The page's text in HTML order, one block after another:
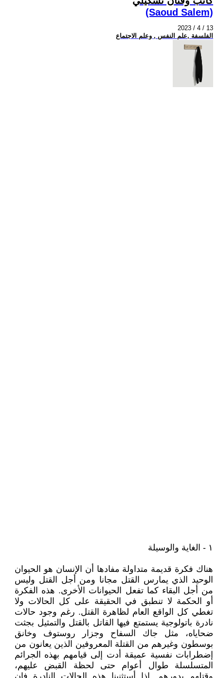
(Saoud Salem)
2023 / 4 / 13
الفلسفة ,علم النفس , وعلم الاجتماع
١ - الغاية والوسيلة
هناك فكرة قديمة متداولة مفادها أن الإنسان هو الحيوان
الوحيد الذي يمارس القتل مجانا ومن أجل القتل وليس
من أجل البقاء كما تفعل الحيوانات الأخرى. هذه الفكرة
أو الحكمة لا تنطبق في الحقيقة على كل الحالات ولا
تغطي كل الواقع العام لظاهرة القتل. رغم وجود حالات
نادرة باتولوجية يستمتع فيها القاتل بالقتل والتمثيل بجثت
ضحاياه، مثل جاك السفاح وجزار روستوف وخانق
بوسطون وغيرهم من القتلة المعروفين الذين يعانون من
إضطرابات نفسية عميقة أدت إلى قيامهم بهذه الجرائم
المتسلسلة طوال أعوام حتى لحظة القبض عليهم،